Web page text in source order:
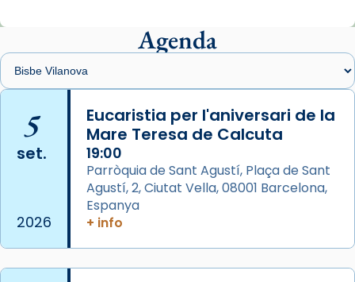
presidit aquest 27 de juliol la missa de Les
Santes de Mataró.
🔗
📸 J. Merino
Photo
View on Facebook ·
Arquebisbat de Barcelona
de Barcelona.
2 weeks ago
Agenda
5
set.
2026
Eucaristia per l'aniversari de la
Mare Teresa de Calcuta
19:00
Parròquia de Sant Agustí, Plaça de Sant
Agustí, 2, Ciutat Vella, 08001 Barcelona,
Espanya
+ info